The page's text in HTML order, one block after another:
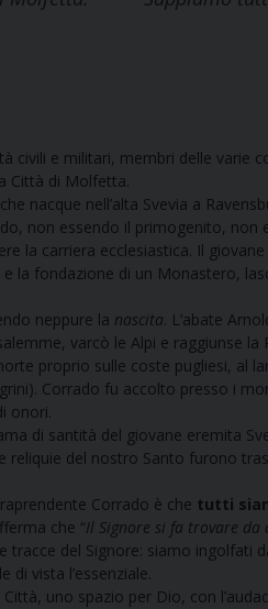
e militari, membri delle varie
Città di Molfetta.
nell’alta Svevia a
non essendo il primogenito, non
la carriera ecclesiastica. Il
la fondazione di un Monastero,
neppure la nascita. L’abate
varcò le Alpi e raggiunse
proprio sulle coste pugliesi, al
Corrado fu accolto presso i
onori.
di santità del giovane eremita
del nostro Santo furono
Corrado è che tutti
che “Il Signore si fa trovare da
del Signore: siamo ingolfati
di vista l’essenziale.
uno spazio per Dio, con